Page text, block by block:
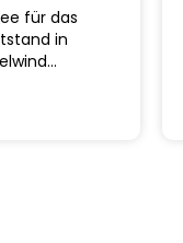
für das
in